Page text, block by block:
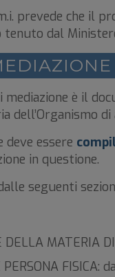
prevede che il
tenuto dal
mediazione è il
dell’Organismo
deve essere
in questione.
seguenti
DELLA MATERIA
PERSONA FISICA: